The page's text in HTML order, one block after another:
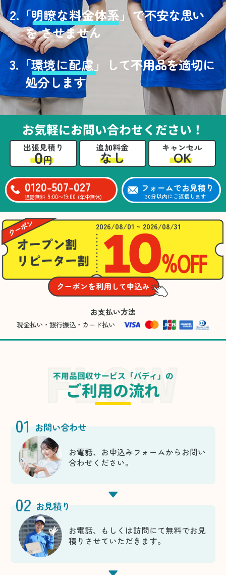
2.「明瞭な料金体系」で不安な思い
を させません
3. 「環境に配慮」
して不用品を適切に
処分します
お気軽にお問い合わせください！
出張見積り
0円
追加料金
なし
キャンセル
OK
0120-507-027
通話無料 9:00〜19:00 (年中無休)
フォームでお見積り
30分以内にご返信します
2026/08/01 ~ 2026/08/31
お支払い方法
現金払い・銀行振込・カード払い
不用品回収サービス「バディ」の
ご利用の流れ
01 お問い合わせ
お電話、お申込みフォームからお問い
合わせください。
02 お見積り
お電話、もしくは訪問にて無料でお見
積りさせていただきます。